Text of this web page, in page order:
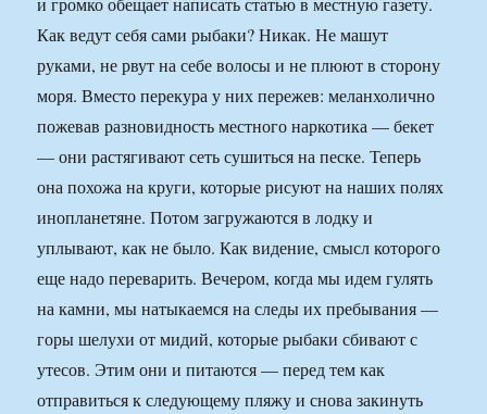
Как ведут себя сами рыбаки? Никак. Не машут
руками, не рвут на себе волосы и не плюют в сторону
моря. Вместо перекура у них пережев: меланхолично
пожевав разновидность местного наркотика — бекет
— они растягивают сеть сушиться на песке. Теперь
она похожа на круги, которые рисуют на наших полях
инопланетяне. Потом загружаются в лодку и
уплывают, как не было. Как видение, смысл которого
еще надо переварить. Вечером, когда мы идем гулять
на камни, мы натыкаемся на следы их пребывания —
горы шелухи от мидий, которые рыбаки сбивают с
утесов. Этим они и питаются — перед тем как
отправиться к следующему пляжу и снова закинуть